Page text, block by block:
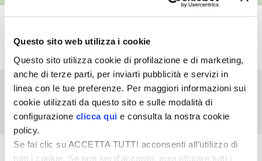
Questo sito web utilizza i cookie
Questo sito utilizza cookie di profilazione e di marketing,
anche di terze parti, per inviarti pubblicità e servizi in
linea con le tue preferenze. Per maggiori informazioni sui
cookie utilizzati da questo sito e sulle modalità di
configurazione clicca qui e consulta la nostra cookie
policy.
Se fai clic su ACCETTA TUTTI acconsenti all’utilizzo di
tutti i cookie. Se non sei d’accordo, puoi rifiutare tutti i
25ª Murabilia
La Nuova Millenaria
Allevamenti